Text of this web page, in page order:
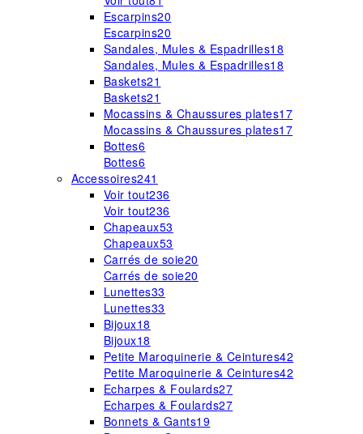
Escarpins20
Escarpins20
Sandales, Mules & Espadrilles18
Sandales, Mules & Espadrilles18
Baskets21
Baskets21
Mocassins & Chaussures plates17
Mocassins & Chaussures plates17
Bottes6
Bottes6
Accessoires241
Voir tout236
Voir tout236
Chapeaux53
Chapeaux53
Carrés de soie20
Carrés de soie20
Lunettes33
Lunettes33
Bijoux18
Bijoux18
Petite Maroquinerie & Ceintures42
Petite Maroquinerie & Ceintures42
Echarpes & Foulards27
Echarpes & Foulards27
Bonnets & Gants19